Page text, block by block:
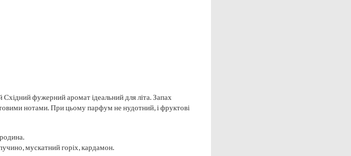
Східний фужерний аромат ідеальний для літа. Запах
нотами. При цьому парфум не нудотний, і фруктові
мускатний горіх, кардамон.